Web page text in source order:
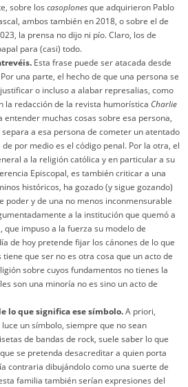
sobre los casoplonesque adquirieron Pablo
ambos también en 2018, o sobre el de
la prensa no dijo ni pío. Claro, los de
para (casi) todo.
Esta frase puede ser atacada desde
una parte, el hecho de que una persona se
o incluso a alabar represalias, como
la redacción de la revista humorística Charlie
entender muchas cosas sobre esa persona,
a esa persona de cometer un atentado
por medio es el código penal. Por la otra, el
a la religión católica y en particular a su
Episcopal, es también criticar a una
históricos, ha gozado (y sigue gozando)
poder y de una no menos inconmensurable
a la institución que quemó a
que impuso a la fuerza su modelo de
de hoy pretende fijar los cánones de lo que
tiene que ser no es otra cosa que un acto de
sobre cuyos fundamentos no tienes la
son una minoría no es sino un acto de
lo que significa ese símbolo.A priori,
un símbolo, siempre que no sean
de bandas de rock, suele saber lo que
se pretenda desacreditar a quien porta
contraria dibujándolo como una suerte de
familia también serían expresiones del